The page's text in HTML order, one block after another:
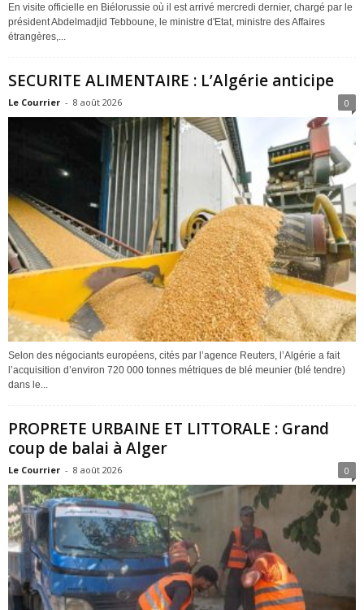
En visite officielle en Biélorussie où il est arrivé mercredi dernier, chargé par le
président Abdelmadjid Tebboune, le ministre d'Etat, ministre des Affaires
étrangères,...
SECURITE ALIMENTAIRE : L’Algérie anticipe
Le Courrier - 8 août 2026 0
Selon des négociants européens, cités par l’agence Reuters, l’Algérie a fait
l’acquisition d’environ 720 000 tonnes métriques de blé meunier (blé tendre)
dans le...
PROPRETE URBAINE ET LITTORALE : Grand
coup de balai à Alger
Le Courrier - 8 août 2026 0